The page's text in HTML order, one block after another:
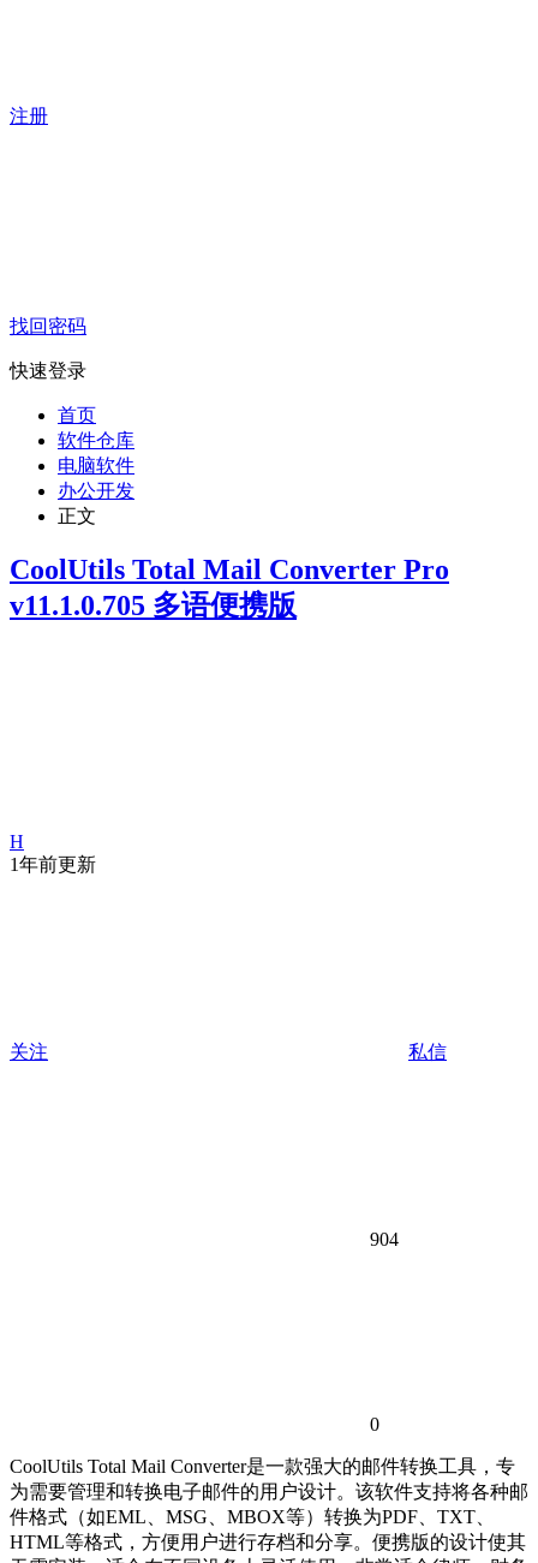
注册
找回密码
快速登录
首页
软件仓库
电脑软件
办公开发
正文
CoolUtils Total Mail Converter Pro
v11.1.0.705 多语便携版
H
1年前更新
关注 私信
904
0
CoolUtils Total Mail Converter是一款强大的邮件转换工具，专
为需要管理和转换电子邮件的用户设计。该软件支持将各种邮
件格式（如EML、MSG、MBOX等）转换为PDF、TXT、
HTML等格式，方便用户进行存档和分享。便携版的设计使其